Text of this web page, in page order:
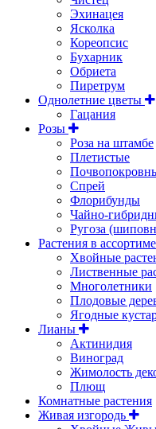
Эхинацея
Ясколка
Кореопсис
Бухарник
Обриета
Пиретрум
Однолетние цветы
Гацания
Розы
Роза на штамбе
Плетистые
Спрей
Флорибунды
Чайно-
Ругоза
Растения в
Хвойные
Лиственные
Многолетники
Плодовые
Ягодные
Лианы
Актинидия
Виноград
Жимолость
Плющ
Комнатные растения
Живая изгородь